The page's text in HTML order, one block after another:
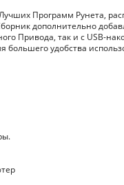
Программ Рунета,
дополнительно
Привода, так и с USB-
большего удобства